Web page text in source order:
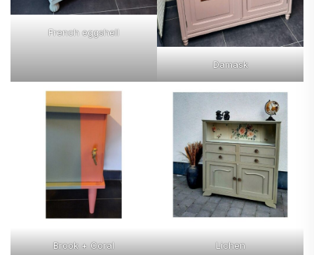
French eggshell
Damask
Brook + Coral Lichen